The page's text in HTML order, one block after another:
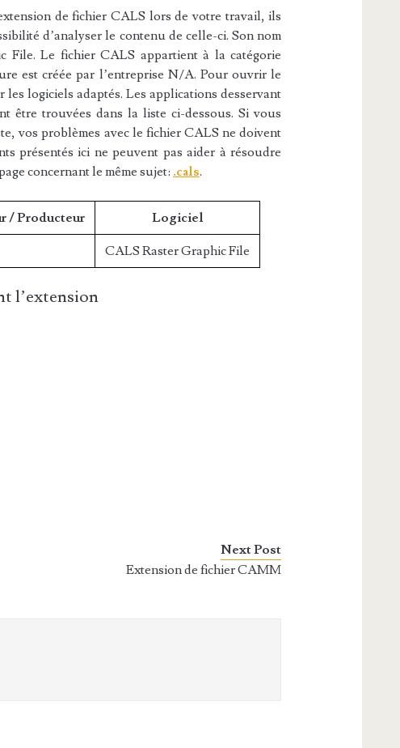
de fichier CALS lors de votre travail, ils
d’analyser le contenu de celle-ci. Son nom
File. Le fichier CALS appartient à la catégorie
est créée par l’entreprise N/A. Pour ouvrir le
logiciels adaptés. Les applications desservant
être trouvées dans la liste ci-dessous. Si vous
vos problèmes avec le fichier CALS ne doivent
présentés ici ne peuvent pas aider à résoudre
concernant le même sujet: .cals.
/ Producteur Logiciel
CALS Raster Graphic File
l’extension
Next Post
Extension de fichier CAMM